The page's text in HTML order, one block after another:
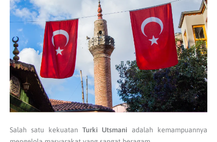
Salah satu kekuatan Turki Utsmani adalah kemampuannya